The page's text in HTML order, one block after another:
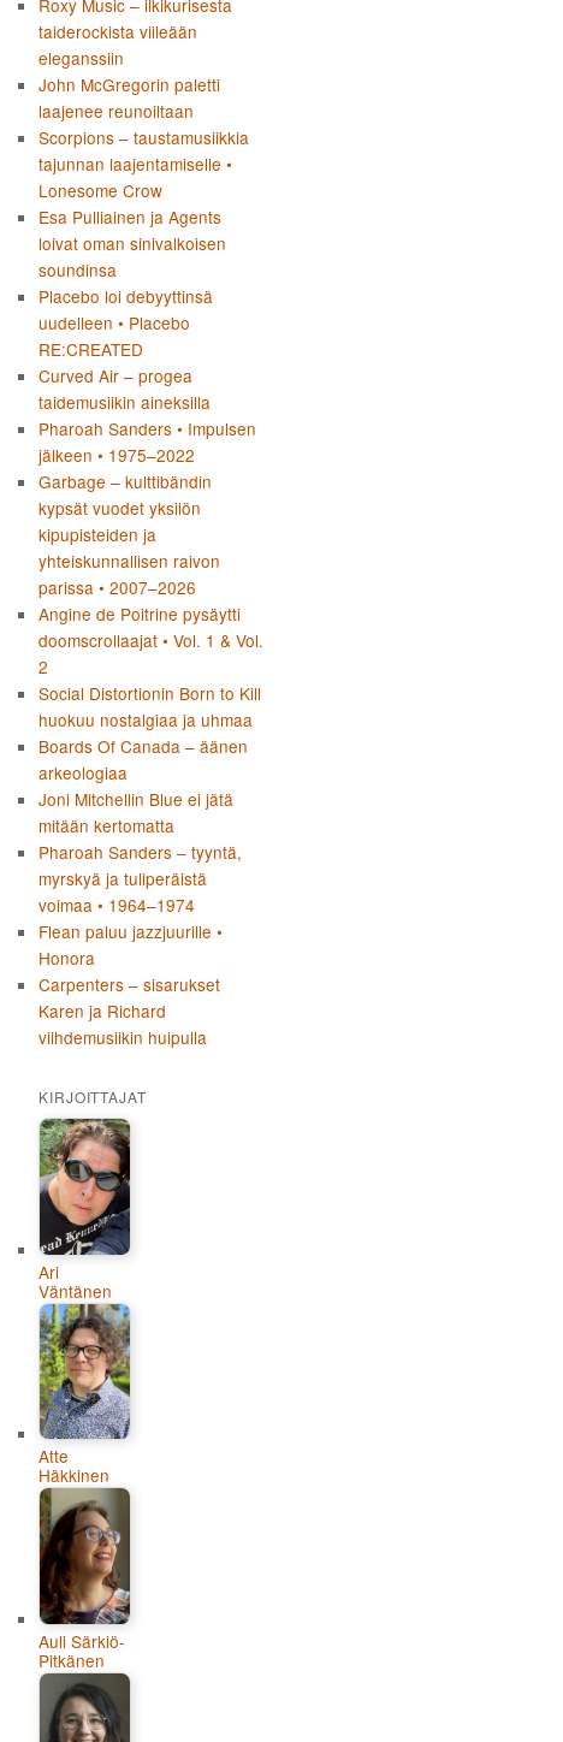
Roxy Music – ilkikurisesta
taiderockista viileään
eleganssiin
John McGregorin paletti
laajenee reunoiltaan
Scorpions – taustamusiikkia
tajunnan laajentamiselle •
Lonesome Crow
Esa Pulliainen ja Agents
loivat oman sinivalkoisen
soundinsa
Placebo loi debyyttinsä
uudelleen • Placebo
RE:CREATED
Curved Air – progea
taidemusiikin aineksilla
Pharoah Sanders • Impulsen
jälkeen • 1975–2022
Garbage – kulttibändin
kypsät vuodet yksilön
kipupisteiden ja
yhteiskunnallisen raivon
parissa • 2007–2026
Angine de Poitrine pysäytti
doomscrollaajat • Vol. 1 & Vol.
2
Social Distortionin Born to Kill
huokuu nostalgiaa ja uhmaa
Boards Of Canada – äänen
arkeologiaa
Joni Mitchellin Blue ei jätä
mitään kertomatta
Pharoah Sanders – tyyntä,
myrskyä ja tuliperäistä
voimaa • 1964–1974
Flean paluu jazzjuurille •
Honora
Carpenters – sisarukset
Karen ja Richard
viihdemusiikin huipulla
KIRJOITTAJAT
Ari
Väntänen
Atte
Häkkinen
Auli Särkiö-
Pitkänen